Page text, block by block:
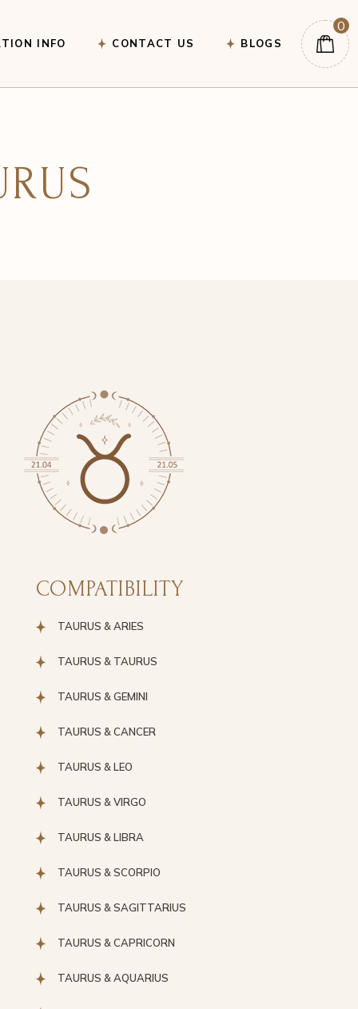
INFO CONTACT US BLOGS
0
COMPATIBILITY
TAURUS & ARIES
TAURUS & TAURUS
TAURUS & GEMINI
TAURUS & CANCER
TAURUS & LEO
TAURUS & VIRGO
TAURUS & LIBRA
TAURUS & SCORPIO
TAURUS & SAGITTARIUS
TAURUS & CAPRICORN
TAURUS & AQUARIUS